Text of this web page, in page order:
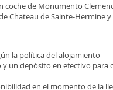
de Monumento
Chateau de Sainte-Hermine y
la política del alojamiento
un depósito en efectivo para
en el momento de la